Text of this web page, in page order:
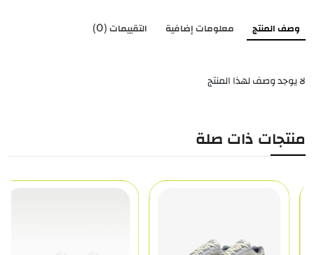
وصف المنتج معلومات إضافية التقييمات (0)
لا يوجد وصف لهذا المنتج
منتجات ذات صلة